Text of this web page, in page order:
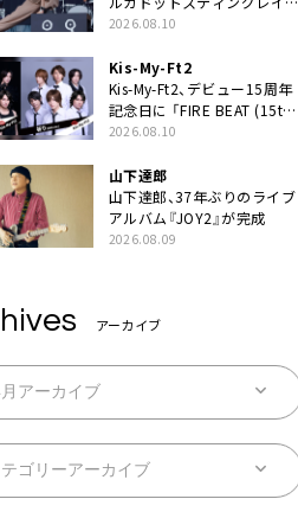
示したロックバンドの底力
ラクターである俺たちが、ラ
イブとは何であるかを教えて
やる」
2026.08.10
Kis-My-Ft2
Kis-My-Ft2、デビュー15周年
記念日に 「FIRE BEAT (15th
ver.)」「祈り (15th ver.)」配信
2026.08.10
山下達郎
山下達郎、37年ぶりのライブ
アルバム『JOY2』が完成
2026.08.09
アーカイブ